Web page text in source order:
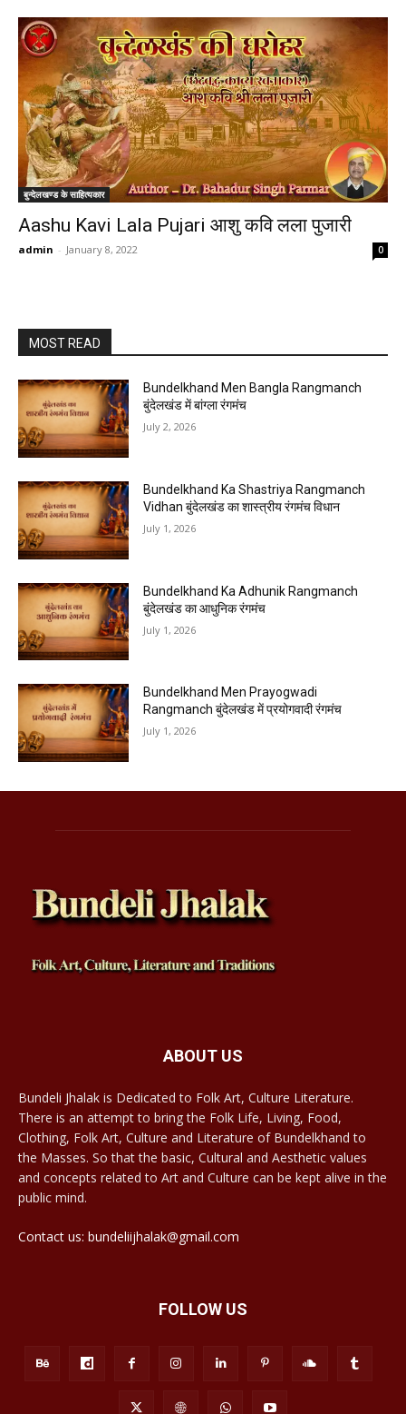
बुन्देलखण्ड के साहित्यकार
Aashu Kavi Lala Pujari आशु कवि लला पुजारी
admin - January 8, 2022 0
MOST READ
Bundelkhand Men Bangla Rangmanch
बुंदेलखंड में बांग्ला रंगमंच
July 2, 2026
Bundelkhand Ka Shastriya Rangmanch
Vidhan बुंदेलखंड का शास्त्रीय रंगमंच विधान
July 1, 2026
Bundelkhand Ka Adhunik Rangmanch
बुंदेलखंड का आधुनिक रंगमंच
July 1, 2026
Bundelkhand Men Prayogwadi
Rangmanch बुंदेलखंड में प्रयोगवादी रंगमंच
July 1, 2026
ABOUT US
Bundeli Jhalak is Dedicated to Folk Art, Culture Literature.
There is an attempt to bring the Folk Life, Living, Food,
Clothing, Folk Art, Culture and Literature of Bundelkhand to
the Masses. So that the basic, Cultural and Aesthetic values
and concepts related to Art and Culture can be kept alive in the
public mind.
Contact us: bundeliijhalak@gmail.com
FOLLOW US